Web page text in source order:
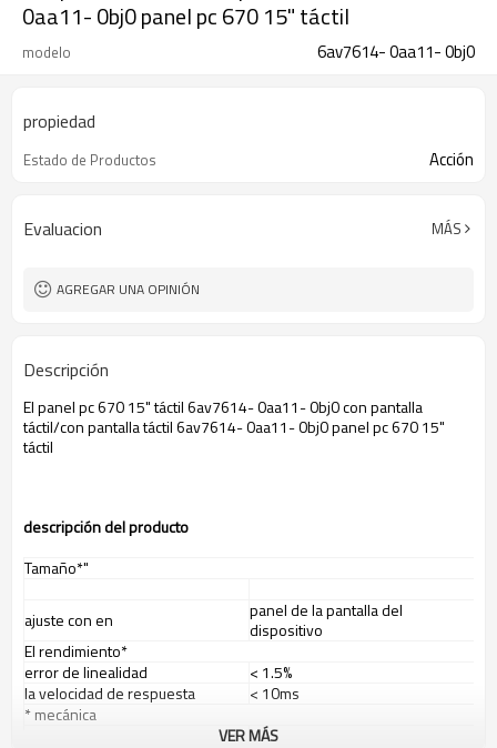
0aa11- 0bj0 panel pc 670 15" táctil
modelo 6av7614- 0aa11- 0bj0
propiedad
Estado de Productos Acción
Evaluacion MÁS
AGREGAR UNA OPINIÓN
Descripción
El panel pc 670 15" táctil 6av7614- 0aa11- 0bj0 con pantalla
táctil/con pantalla táctil 6av7614- 0aa11- 0bj0 panel pc 670 15"
táctil
descripción del producto
Tamaño*"
ajuste con en
panel de la pantalla del
dispositivo
El rendimiento*
error de linealidad
< 1.5%
la velocidad de respuesta
< 10ms
* mecánica
O dedo de la mano enguantada(
VER MÁS